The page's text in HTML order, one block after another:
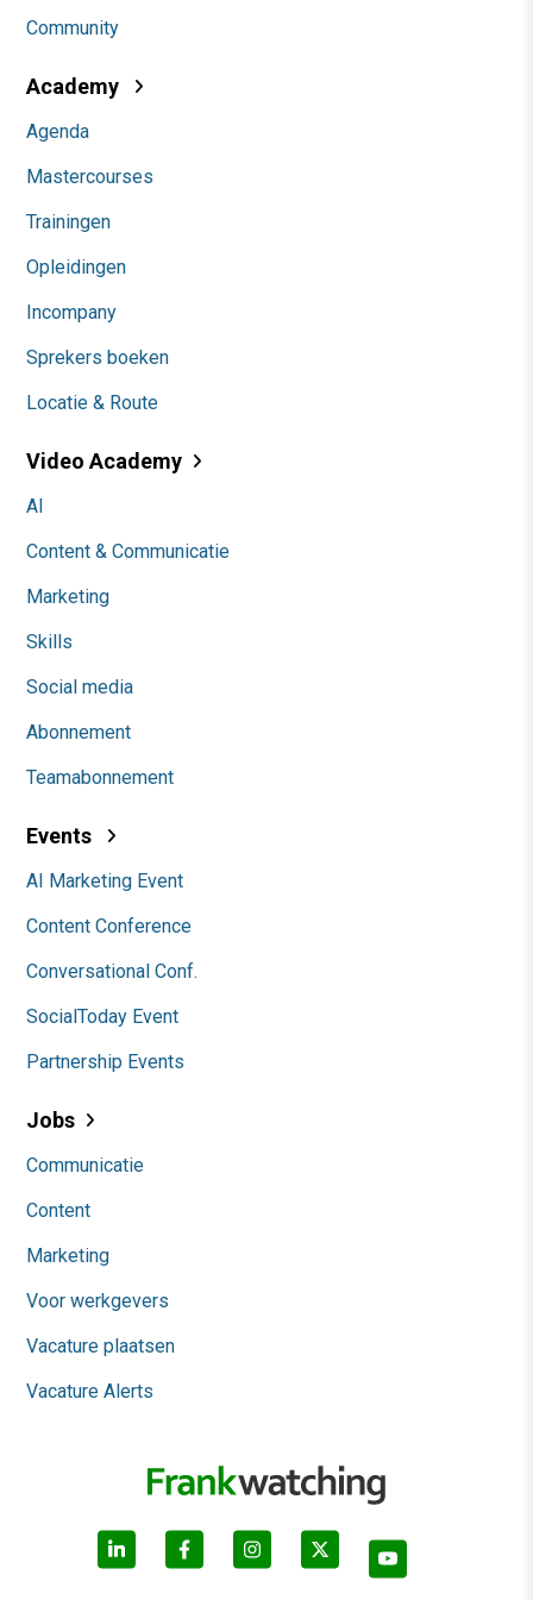
Community
Academy
Agenda
Mastercourses
Trainingen
Opleidingen
Incompany
Sprekers boeken
Locatie & Route
Video Academy
AI
Content & Communicatie
Marketing
Skills
Social media
Abonnement
Teamabonnement
Events
AI Marketing Event
Content Conference
Conversational Conf.
SocialToday Event
Partnership Events
Jobs
Communicatie
Content
Marketing
Voor werkgevers
Vacature plaatsen
Vacature Alerts